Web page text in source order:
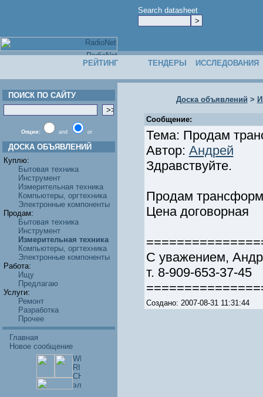
Search datasheet
РЕЙТИНГ ТЕНДЕРЫ ИССЛЕДОВАНИЯ
ПОИСК ПО САЙТУ
Опции: and or
ДОСКА ОБЪЯВЛЕНИЙ
Куплю:
Бытовая техника
Инструмент
Измерительная техника
Компьютеры, оргтехника
Электронные компоненты
Продам:
Бытовая техника
Инструмент
Измерительная техника
Компьютеры, оргтехника
Электронные компоненты
Работа:
Ищу
Предлагаю
Услуги:
Ремонт
Разработка
Прочее
Главная
Новое сообщение
Доска объявлений >
Сообщение:
Тема: Продам
Автор: Андрей
Здравствуйте.
Продам
Цена договорная
С уважением,
т. 8-909-653-37-45
Создано: 2007-08-31 11:31:44